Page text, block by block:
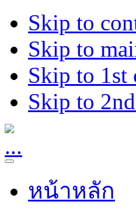
Skip to
Skip to
Skip to 1st
Skip to
หน้าหลัก